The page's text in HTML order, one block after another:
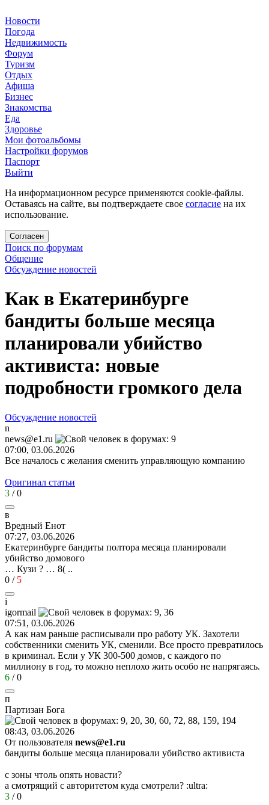
Новости
Погода
Недвижимость
Форум
Туризм
Отдых
Афиша
Бизнес
Знакомства
Еда
Здоровье
Мои фотоальбомы
Настройки форумов
Паспорт
Выйти
На информационном ресурсе применяются cookie-файлы.
Оставаясь на сайте, вы подтверждаете свое согласие на их
использование.
Согласен
Поиск по форумам
Общение
Обсуждение новостей
Как в Екатеринбурге
бандиты больше месяца
планировали убийство
активиста: новые
подробности громкого дела
Обсуждение новостей
n
news@e1.ru
07:00, 03.06.2026
Все началось с желания сменить управляющую компанию
Оригинал статьи
3 /0
в
Вредный Енот
07:27, 03.06.2026
Екатеринбурге бандиты полтора месяца планировали
убийство домового
… Кузи ? … 8( ..
0 / 5
i
igormail
07:51, 03.06.2026
А как нам раньше расписывали про работу УК. Захотели
собственники сменить УК, сменили. Все просто превратилось
в криминал. Если у УК 300-500 домов, с каждого по
миллиону в год, то можно неплохо жить особо не напрягаясь.
6 /0
п
Партизан Бога
08:43, 03.06.2026
От пользователя news@e1.ru
бандиты больше месяца планировали убийство активиста
с зоны чтоль опять новасти?
а смотрящий с авторитетом куда смотрели? :ultra:
3 /0